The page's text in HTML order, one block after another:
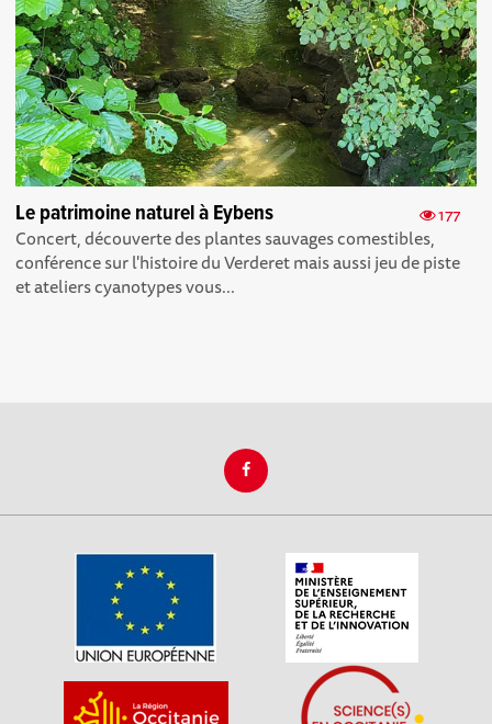
177
Le patrimoine naturel à Eybens
Concert, découverte des plantes sauvages comestibles,
conférence sur l'histoire du Verderet mais aussi jeu de piste
et ateliers cyanotypes vous...